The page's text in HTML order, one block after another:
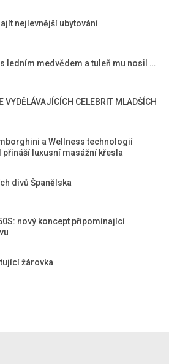
nejlevnější ubytování
ledním medvědem a tuleň mu nosil …
VYDĚLÁVAJÍCÍCH CELEBRIT MLADŠÍCH
a Wellness technologií
přináší luxusní masážní křesla
divů Španělska
nový koncept připomínající
žárovka